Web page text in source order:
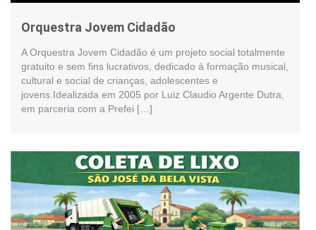
Orquestra Jovem Cidadão
A Orquestra Jovem Cidadão é um projeto social totalmente
gratuito e sem fins lucrativos, dedicado à formação musical,
cultural e social de crianças, adolescentes e
jovens.Idealizada em 2005 por Luiz Claudio Argente Dutra,
em parceria com a Prefei […]